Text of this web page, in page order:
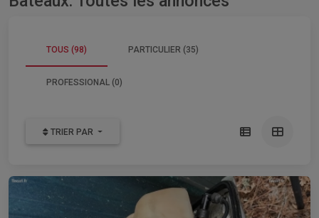
TOUS (98) PARTICULIER (35)
PROFESSIONAL (0)
TRIER PAR